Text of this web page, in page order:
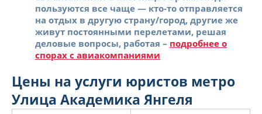
пользуются все чаще — кто-то отправляется
на отдых в другую страну/город, другие же
живут постоянными перелетами, решая
деловые вопросы, работая – подробнее о
спорах с авиакомпаниями
Цены на услуги юристов метро
Улица Академика Янгеля